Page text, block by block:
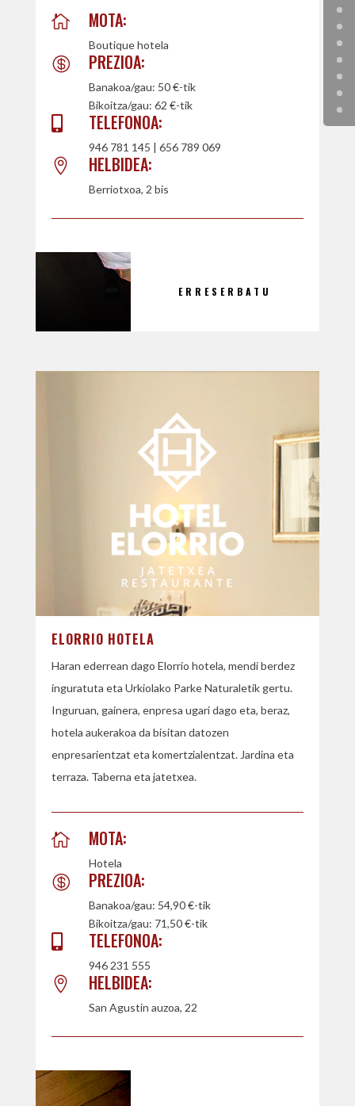
 MOTA:
Boutique hotela
 PREZIOA:
Banakoa/gau: 50 €-tik
Bikoitza/gau: 62 €-tik
 TELEFONOA:
946 781 145 | 656 789 069
 HELBIDEA:
Berriotxoa, 2 bis
ERRESERBATU
ELORRIO HOTELA
Haran ederrean dago Elorrio hotela, mendi berdez
inguratuta eta Urkiolako Parke Naturaletik gertu.
Inguruan, gainera, enpresa ugari dago eta, beraz,
hotela aukerakoa da bisitan datozen
enpresarientzat eta komertzialentzat. Jardina eta
terraza. Taberna eta jatetxea.
 MOTA:
Hotela
 PREZIOA:
Banakoa/gau: 54,90 €-tik
Bikoitza/gau: 71,50 €-tik
 TELEFONOA:
946 231 555
 HELBIDEA:
San Agustin auzoa, 22